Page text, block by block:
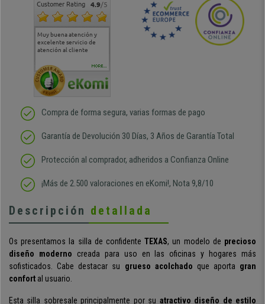
Customer Rating 4.9/5
Muy buena atención y
excelente servicio de
atención al cliente
Muy buena atención de
cara al asesoramiento
Si estoy contento
MORE...
Compra de forma segura, varias formas de pago
Garantía de Devolución 30 Días, 3 Años de Garantía Total
Protección al comprador, adheridos a Confianza Online
¡Más de 2.500 valoraciones en eKomi!, Nota 9,8/10
Descripción detallada
Os presentamos la silla de confidenteTEXAS, un modelo de precioso
diseño moderno creada para uso en las oficinas y hogares más
sofisticados. Cabe destacar su grueso acolchado que aporta gran
confort al usuario.
Esta silla sobresale principalmente por su atractivo diseño de estilo